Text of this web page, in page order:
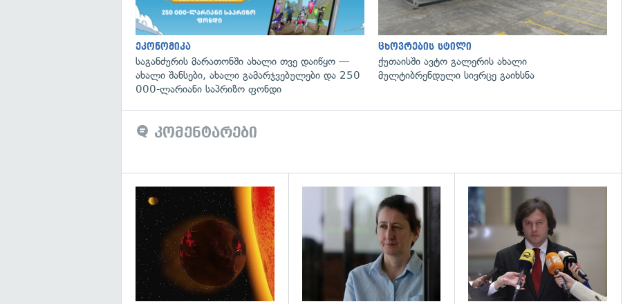
ეკონომიკა
საგანძურის მარათონში ახალი თვე დაიწყო —
ახალი შანსები, ახალი გამარჯვებულები და 250
000-ლარიანი საპრიზო ფონდი
ცხოვრების სტილი
ქუთაისში ავტო გალერის ახალი
მულტიბრენდული სივრცე გაიხსნა
კომენტარები
გადახედვა